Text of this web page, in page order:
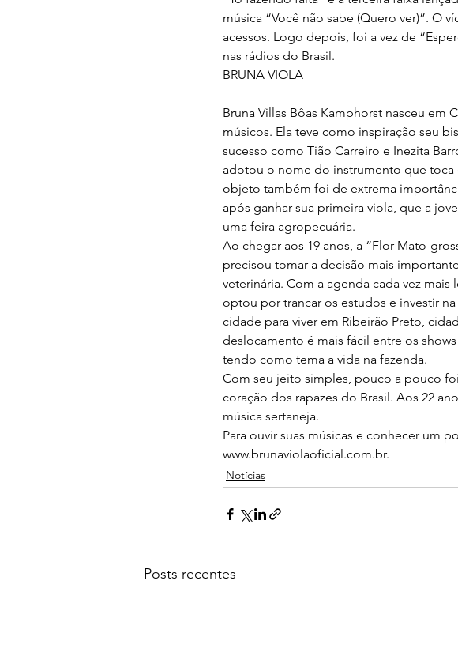
música “Você não sabe (Quero ver)”. O
acessos. Logo depois, foi a vez de
nas rádios do Brasil.
BRUNA VIOLA
Bruna Villas Bôas Kamphorst nasceu em
músicos. Ela teve como inspiração seu
sucesso como Tião Carreiro e Inezita
adotou o nome do instrumento que
objeto também foi de extrema
após ganhar sua primeira viola, que a
uma feira agropecuária.
Ao chegar aos 19 anos, a “Flor Mato-
precisou tomar a decisão mais
veterinária. Com a agenda cada vez
optou por trancar os estudos e investir
cidade para viver em Ribeirão Preto,
deslocamento é mais fácil entre os
tendo como tema a vida na fazenda.
Com seu jeito simples, pouco a pouco
coração dos rapazes do Brasil. Aos 22
música sertaneja.
Para ouvir suas músicas e conhecer um
www.brunaviolaoficial.com.br.
Notícias
Posts recentes